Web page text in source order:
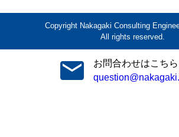
Copyright Nakagaki Consulting
All rights reserved.
お問合わせはこち